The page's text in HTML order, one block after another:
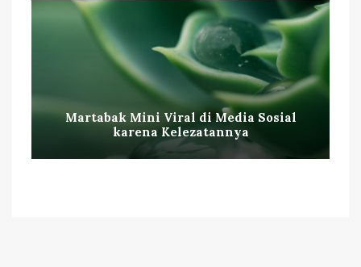
Martabak Mini Viral di Media Sosial
karena Kelezatannya